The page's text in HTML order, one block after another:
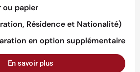
ou papier
Résidence et Nationalité)
en option supplémentaire
En savoir plus